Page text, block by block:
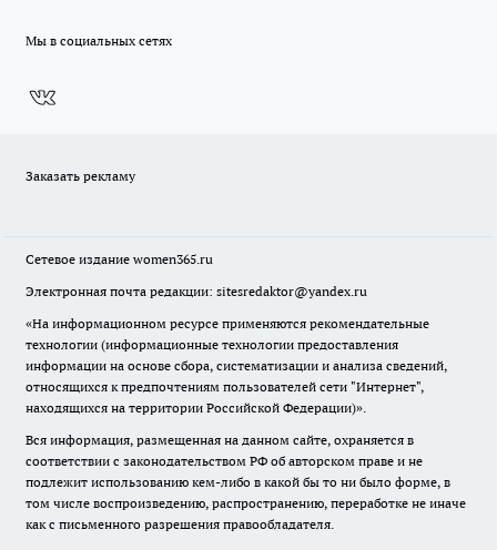
Мы в социальных сетях
Заказать рекламу
Сетевое издание women365.ru
Электронная почта редакции: sitesredaktor@yandex.ru
«На информационном ресурсе применяются рекомендательные
технологии (информационные технологии предоставления
информации на основе сбора, систематизации и анализа сведений,
относящихся к предпочтениям пользователей сети "Интернет",
находящихся на территории Российской Федерации)».
Вся информация, размещенная на данном сайте, охраняется в
соответствии с законодательством РФ об авторском праве и не
подлежит использованию кем-либо в какой бы то ни было форме, в
том числе воспроизведению, распространению, переработке не иначе
как с письменного разрешения правообладателя.